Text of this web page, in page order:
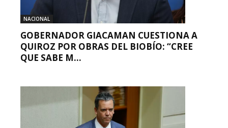
NACIONAL
GOBERNADOR GIACAMAN CUESTIONA A
QUIROZ POR OBRAS DEL BIOBÍO: “CREE
QUE SABE M...